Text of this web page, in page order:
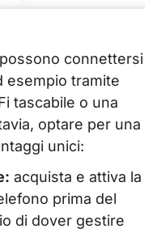
connettersi
esempio tramite
tascabile o una
optare per una
unici:
acquista e attiva la
prima del
di dover gestire